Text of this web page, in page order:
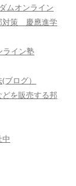
ムオンライン
対策 慶應進学
ライン塾
ログ）
を販売する邦